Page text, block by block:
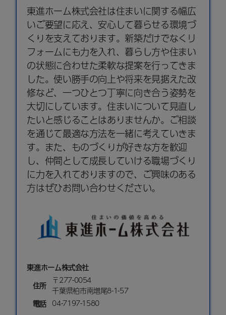
東進ホーム株式会社は住まいに関する幅広
いご要望に応え、安心して暮らせる環境づ
くりを支えております。新築だけでなく リ
フォームにも力を入れ、暮らし方や住まい
の状態に合わせた柔軟な提案を行ってきま
した。使い勝手の向上や将来を見据えた改
修など、一つひとつ丁寧に向き合う姿勢を
大切にしています。住まいについて見直し
たいと感じることはありませんか。ご相談
を通じて最適な方法を一緒に考えていきま
す。また、ものづくりが好きな方を歓迎
し、仲間として成長していける職場づくり
に力を入れておりますので、ご興味のある
方はぜひお問い合わせください。
東進ホーム株式会社
住所 〒277-0054
千葉県柏市南増尾8-1-57
電話 04-7197-1580